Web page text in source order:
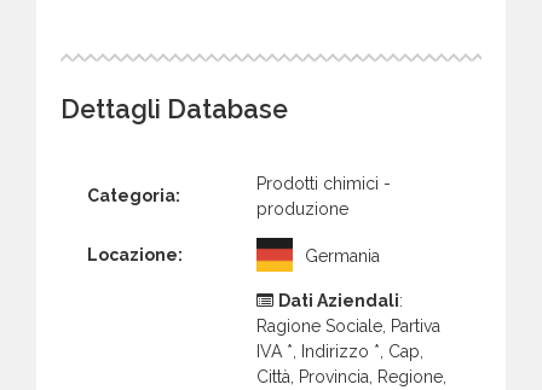
Dettagli Database
Categoria:
Prodotti chimici -
produzione
Locazione: Germania
Dati Aziendali:
Ragione Sociale, Partiva
IVA *, Indirizzo *, Cap,
Città, Provincia, Regione,